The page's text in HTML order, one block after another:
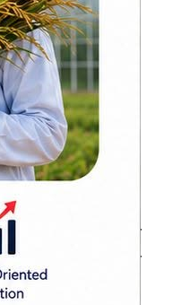
करदाता प्रोत्साहन
कार्यक्रम सफल भए
अन्तर्राष्ट्रिय उदाहरण
बन्न सक्छ: अर्थमन्त्री
डा. वाग्ले
चीन–दक्षिण एसिया
सहकार्यमा नेपालले
पुलको भूमिका निर्वाह
गर्न सक्छ: परराष्ट्रमन्त्री
खनाल